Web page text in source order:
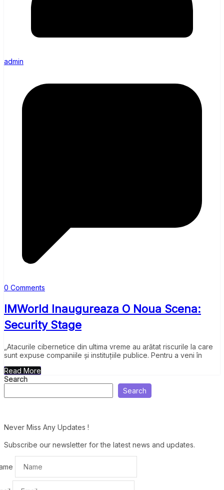
admin
0 Comments
IMWorld Inaugureaza O Noua Scena:
Security Stage
„Atacurile cibernetice din ultima vreme au arătat riscurile la care
sunt expuse companiile și instituțiile publice. Pentru a veni în
Read More
Search
Search
Never Miss Any Updates !
Subscribe our newsletter for the latest news and updates.